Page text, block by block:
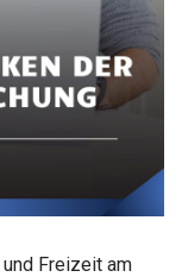
und Freizeit am